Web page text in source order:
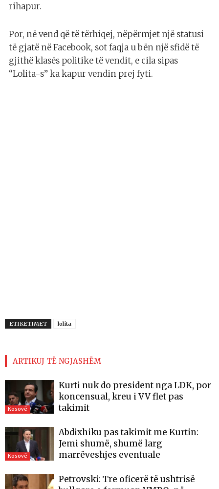
rihapur.
Por, në vend që të tërhiqej, nëpërmjet një statusi
të gjatë në Facebook, sot faqja u bën një sfidë të
gjithë klasës politike të vendit, e cila sipas
“Lolita-s” ka kapur vendin prej fyti.
ETIKETIMET lolita
ARTIKUJ TË NGJASHËM
Kosovë
Kurti nuk do president nga LDK, por
koncensual, kreu i VV flet pas
takimit
Kosovë
Abdixhiku pas takimit me Kurtin:
Jemi shumë, shumë larg
marrëveshjes eventuale
Petrovski: Tre oficerë të ushtrisë